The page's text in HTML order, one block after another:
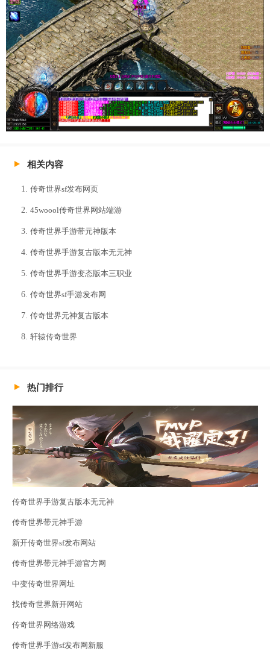
相关内容
传奇世界sf发布网页
45woool传奇世界网站端游
传奇世界手游带元神版本
传奇世界手游复古版本无元神
传奇世界手游变态版本三职业
传奇世界sf手游发布网
传奇世界元神复古版本
轩辕传奇世界
热门排行
传奇世界手游复古版本无元神
传奇世界带元神手游
新开传奇世界sf发布网站
传奇世界带元神手游官方网
中变传奇世界网址
找传奇世界新开网站
传奇世界网络游戏
传奇世界手游sf发布网新服